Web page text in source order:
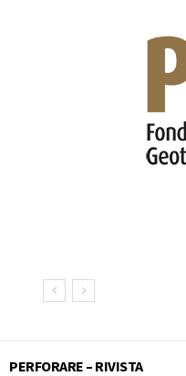
PERFORARE – RIVISTA